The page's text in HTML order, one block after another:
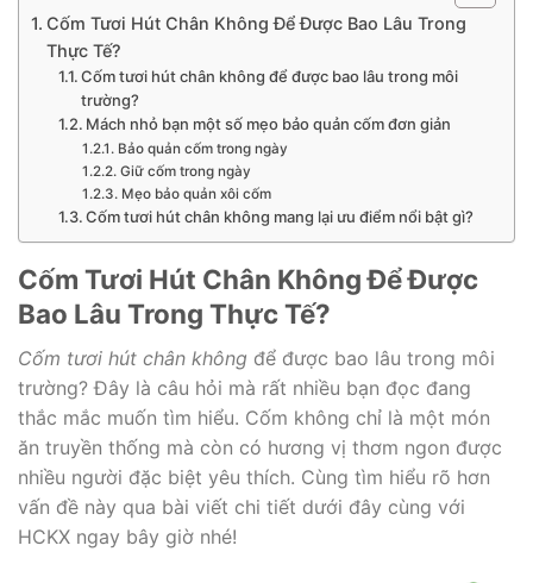
Cốm Tươi Hút Chân Không Để Được Bao Lâu Trong
Thực Tế?
Cốm tươi hút chân không để được bao lâu trong môi
trường?
Mách nhỏ bạn một số mẹo bảo quản cốm đơn giản
Bảo quản cốm trong ngày
Giữ cốm trong ngày
Mẹo bảo quản xôi cốm
Cốm tươi hút chân không mang lại ưu điểm nổi bật gì?
Cốm Tươi Hút Chân Không Để Được
Bao Lâu Trong Thực Tế?
Cốm tươi hút chân không để được bao lâu trong môi
trường? Đây là câu hỏi mà rất nhiều bạn đọc đang
thắc mắc muốn tìm hiểu. Cốm không chỉ là một món
ăn truyền thống mà còn có hương vị thơm ngon được
nhiều người đặc biệt yêu thích. Cùng tìm hiểu rõ hơn
vấn đề này qua bài viết chi tiết dưới đây cùng với
HCKX ngay bây giờ nhé!